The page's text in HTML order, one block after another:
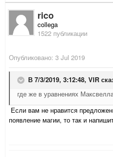
rico
collega
1522 публикации
Опубликовано: 3 Jul 2019
В 7/3/2019, 3:12:48, VIR
где же в уравнениях
Если вам не нравится
появление магии, то так и